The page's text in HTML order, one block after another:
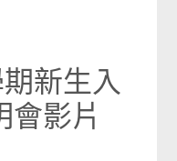
新生入
會影片